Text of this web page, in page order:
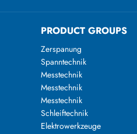
PRODUCT GROUPS
Zerspanung
Spanntechnik
Messtechnik
Messtechnik
Messtechnik
Schleiftechnik
Elektrowerkzeuge